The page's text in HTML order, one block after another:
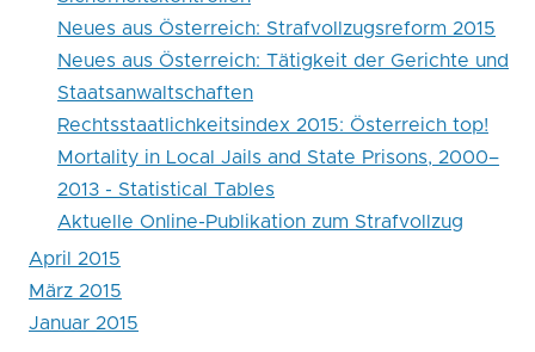
Neues aus Österreich: Strafvollzugsreform 2015
Neues aus Österreich: Tätigkeit der Gerichte und
Staatsanwaltschaften
Rechtsstaatlichkeitsindex 2015: Österreich top!
Mortality in Local Jails and State Prisons, 2000–
2013 - Statistical Tables
Aktuelle Online-Publikation zum Strafvollzug
April 2015
März 2015
Januar 2015